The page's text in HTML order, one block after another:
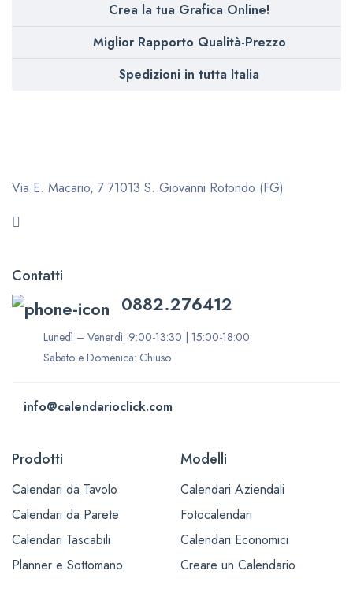
Crea la tua Grafica Online!
Miglior Rapporto Qualità-Prezzo
Spedizioni in tutta Italia
Via E. Macario, 7 71013 S. Giovanni Rotondo (FG)
Contatti
0882.276412
Lunedì – Venerdì: 9:00-13:30 | 15:00-18:00
Sabato e Domenica: Chiuso
info@calendarioclick.com
Prodotti
Calendari da Tavolo
Calendari da Parete
Calendari Tascabili
Planner e Sottomano
Modelli
Calendari Aziendali
Fotocalendari
Calendari Economici
Creare un Calendario